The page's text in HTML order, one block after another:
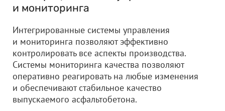
и мониторинга
Интегрированные системы управления
и мониторинга позволяют эффективно
контролировать все аспекты производства.
Системы мониторинга качества позволяют
оперативно реагировать на любые изменения
и обеспечивают стабильное качество
выпускаемого асфальтобетона.